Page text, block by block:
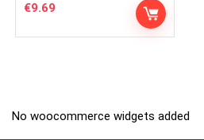
€9.69
No woocommerce widgets added